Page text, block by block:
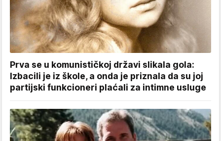
Prva se u komunističkoj državi slikala gola:
Izbacili je iz škole, a onda je priznala da su joj
partijski funkcioneri plaćali za intimne usluge